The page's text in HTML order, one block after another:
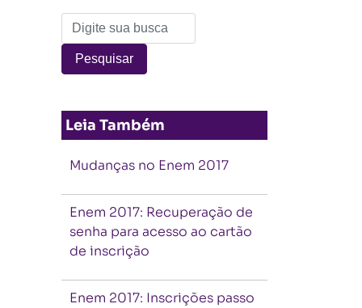
Leia Também
Mudanças no Enem 2017
Enem 2017: Recuperação de
senha para acesso ao cartão
de inscrição
Enem 2017: Inscrições passo